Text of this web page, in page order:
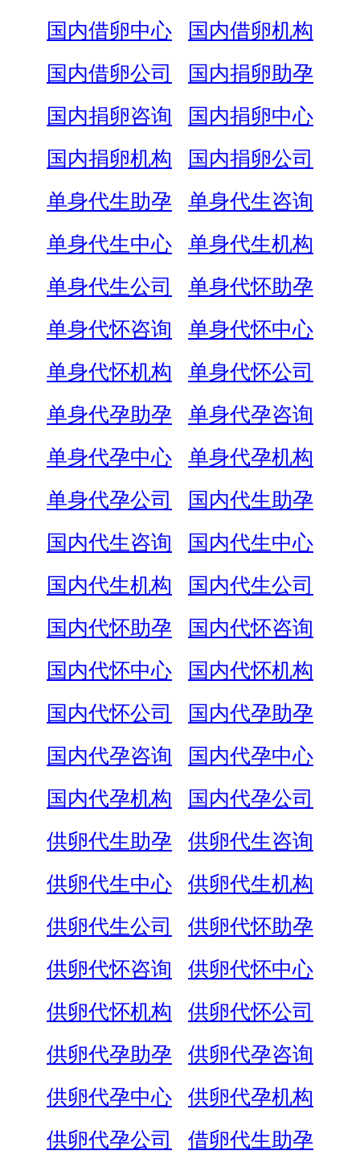
国内借卵中心
国内借卵机构
国内借卵公司
国内捐卵助孕
国内捐卵咨询
国内捐卵中心
国内捐卵机构
国内捐卵公司
单身代生助孕
单身代生咨询
单身代生中心
单身代生机构
单身代生公司
单身代怀助孕
单身代怀咨询
单身代怀中心
单身代怀机构
单身代怀公司
单身代孕助孕
单身代孕咨询
单身代孕中心
单身代孕机构
单身代孕公司
国内代生助孕
国内代生咨询
国内代生中心
国内代生机构
国内代生公司
国内代怀助孕
国内代怀咨询
国内代怀中心
国内代怀机构
国内代怀公司
国内代孕助孕
国内代孕咨询
国内代孕中心
国内代孕机构
国内代孕公司
供卵代生助孕
供卵代生咨询
供卵代生中心
供卵代生机构
供卵代生公司
供卵代怀助孕
供卵代怀咨询
供卵代怀中心
供卵代怀机构
供卵代怀公司
供卵代孕助孕
供卵代孕咨询
供卵代孕中心
供卵代孕机构
供卵代孕公司
借卵代生助孕